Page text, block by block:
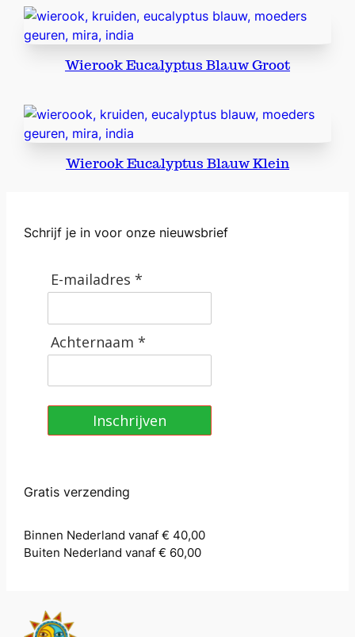
o
x
a
k
l
a
Wierook Eucalyptus Blauw Groot
Wierook Eucalyptus Blauw Klein
Schrijf je in voor onze nieuwsbrief
E-mailadres *
Achternaam *
Inschrijven
Gratis verzending
Binnen Nederland vanaf € 40,00
Buiten Nederland vanaf € 60,00